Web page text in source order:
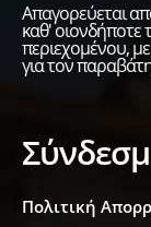
Απαγορεύεται
καθ'
περιεχομένου,
για τον
Πολιτική